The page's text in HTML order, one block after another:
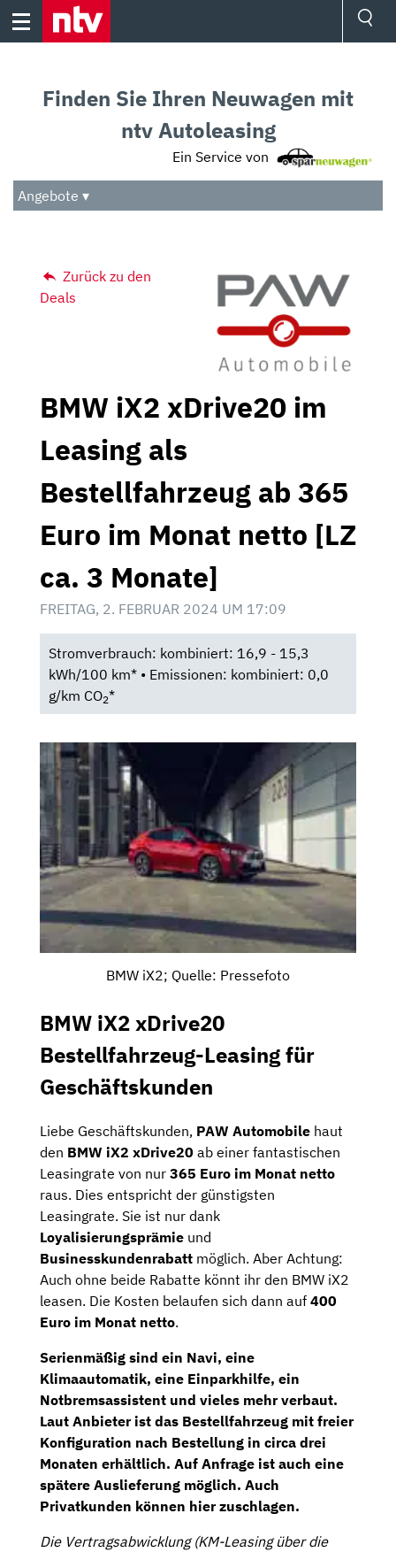
Skip
Audio
Das Beste
Finden Sie Ihren Neuwagen mit
ntv Autoleasing
Ein Service von
Angebote ▾
Zurück zu den
Deals
BMW iX2 xDrive20 im
Leasing als
Bestellfahrzeug ab 365
Euro im Monat netto [LZ
ca. 3 Monate]
FREITAG, 2. FEBRUAR 2024 UM 17:09
Stromverbrauch: kombiniert: 16,9 - 15,3
kWh/100 km* • Emissionen: kombiniert: 0,0
g/km CO2*
BMW iX2; Quelle: Pressefoto
BMW iX2 xDrive20
Bestellfahrzeug-Leasing für
Geschäftskunden
Liebe Geschäftskunden, PAW Automobile haut
den BMW iX2 xDrive20 ab einer fantastischen
Leasingrate von nur 365 Euro im Monat netto
raus. Dies entspricht der günstigsten
Leasingrate. Sie ist nur dank
Loyalisierungsprämie und
Businesskundenrabatt möglich. Aber Achtung:
Auch ohne beide Rabatte könnt ihr den BMW iX2
leasen. Die Kosten belaufen sich dann auf 400
Euro im Monat netto.
Serienmäßig sind ein Navi, eine
Klimaautomatik, eine Einparkhilfe, ein
Notbremsassistent und vieles mehr verbaut.
Laut Anbieter ist das Bestellfahrzeug mit freier
Konfiguration nach Bestellung in circa drei
Monaten erhältlich. Auf Anfrage ist auch eine
spätere Auslieferung möglich. Auch
Privatkunden können hier zuschlagen.
Die Vertragsabwicklung (KM-Leasing über die